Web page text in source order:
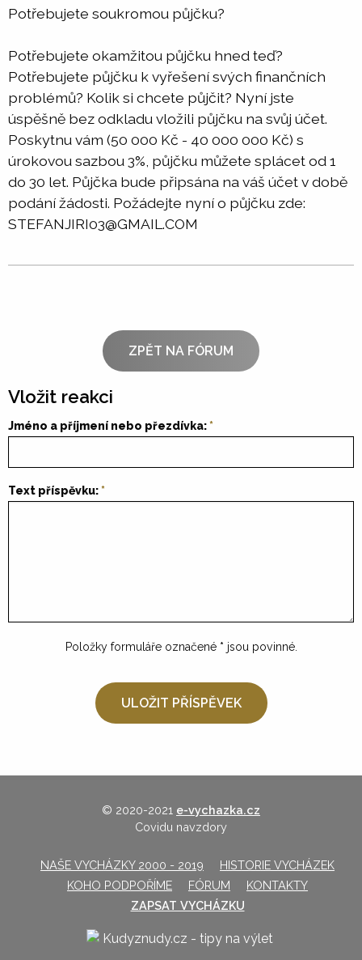
Potřebujete soukromou půjčku?
Potřebujete okamžitou půjčku hned teď?
Potřebujete půjčku k vyřešení svých finančních
problémů? Kolik si chcete půjčit? Nyní jste
úspěšně bez odkladu vložili půjčku na svůj účet.
Poskytnu vám (50 000 Kč - 40 000 000 Kč) s
úrokovou sazbou 3%, půjčku můžete splácet od 1
do 30 let. Půjčka bude připsána na váš účet v době
podání žádosti. Požádejte nyní o půjčku zde:
STEFANJIRI03@GMAIL.COM
ZPĚT NA FÓRUM
Vložit reakci
Jméno a příjmení nebo přezdívka:
Text příspěvku:
Položky formuláře označené * jsou povinné.
© 2020-2021 e-vychazka.cz
Covidu navzdory
NAŠE VYCHÁZKY 2000 - 2019
HISTORIE VYCHÁZEK
KOHO PODPOŘÍME
FÓRUM
KONTAKTY
ZAPSAT VYCHÁZKU